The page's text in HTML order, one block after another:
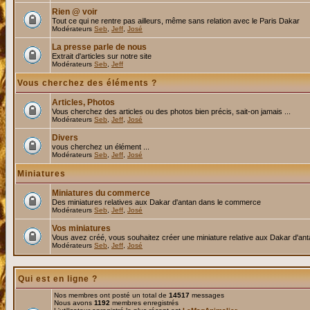
Rien @ voir
Tout ce qui ne rentre pas ailleurs, même sans relation avec le Paris Dakar
Modérateurs Seb Jeff José
La presse parle de nous
Extrait d'articles sur notre site
Modérateurs Seb Jeff
Vous cherchez des éléments ?
Articles, Photos
Vous cherchez des articles ou des photos bien précis, sait-on jamais ...
Modérateurs Seb Jeff José
Divers
vous cherchez un élément ...
Modérateurs Seb Jeff José
Miniatures
Miniatures du commerce
Des miniatures relatives aux Dakar d'antan dans le commerce
Modérateurs Seb Jeff José
Vos miniatures
Vous avez créé, vous souhaitez créer une miniature relative aux Dakar
Modérateurs Seb Jeff José
Qui est en ligne ?
Nos membres ont posté un total de 14517 messages
Nous avons 1192 membres enregistrés